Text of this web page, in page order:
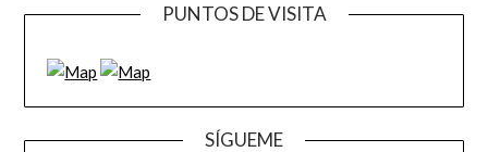
PUNTOS DE VISITA
SÍGUEME